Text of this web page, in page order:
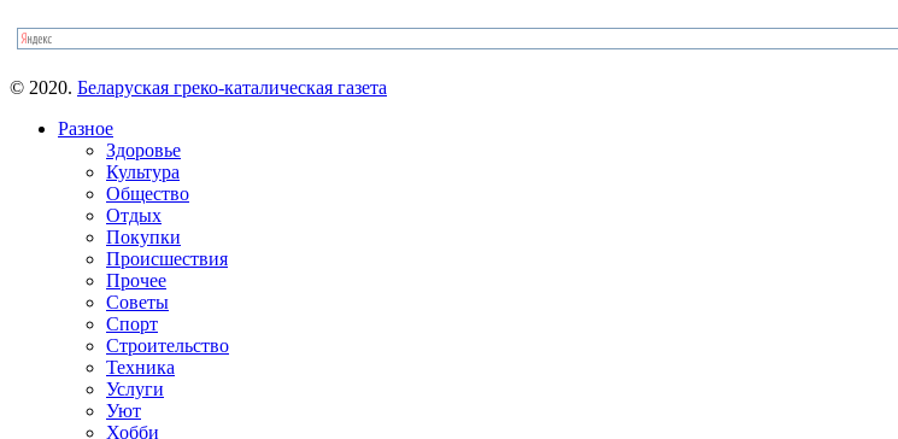
© 2020. Беларуская греко-каталическая газета
Разное
Здоровье
Культура
Общество
Отдых
Покупки
Происшествия
Прочее
Советы
Спорт
Строительство
Техника
Услуги
Уют
Хобби